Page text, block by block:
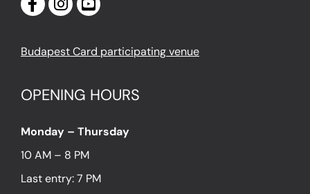
Budapest Card participating venue
OPENING HOURS
Monday – Thursday
10 AM – 8 PM
Last entry: 7 PM